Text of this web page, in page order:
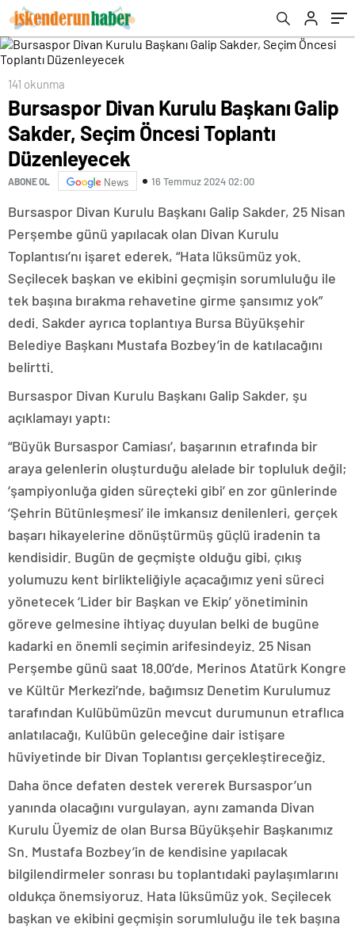
141 okunma
Bursaspor Divan Kurulu Başkanı Galip
Sakder, Seçim Öncesi Toplantı
Düzenleyecek
ABONE OL News 16 Temmuz 2024 02:00
Bursaspor Divan Kurulu Başkanı Galip Sakder, 25 Nisan
Perşembe günü yapılacak olan Divan Kurulu
Toplantısı’nı işaret ederek, “Hata lüksümüz yok.
Seçilecek başkan ve ekibini geçmişin sorumluluğu ile
tek başına bırakma rehavetine girme şansımız yok”
dedi. Sakder ayrıca toplantıya Bursa Büyükşehir
Belediye Başkanı Mustafa Bozbey’in de katılacağını
belirtti.
Bursaspor Divan Kurulu Başkanı Galip Sakder, şu
açıklamayı yaptı:
“Büyük Bursaspor Camiası’, başarının etrafında bir
araya gelenlerin oluşturduğu alelade bir topluluk değil;
‘şampiyonluğa giden süreçteki gibi’ en zor günlerinde
‘Şehrin Bütünleşmesi’ ile imkansız denilenleri, gerçek
başarı hikayelerine dönüştürmüş güçlü iradenin ta
kendisidir. Bugün de geçmişte olduğu gibi, çıkış
yolumuzu kent birlikteliğiyle açacağımız yeni süreci
yönetecek ‘Lider bir Başkan ve Ekip’ yönetiminin
göreve gelmesine ihtiyaç duyulan belki de bugüne
kadarki en önemli seçimin arifesindeyiz. 25 Nisan
Perşembe günü saat 18.00’de, Merinos Atatürk Kongre
ve Kültür Merkezi’nde, bağımsız Denetim Kurulumuz
tarafından Kulübümüzün mevcut durumunun etraflıca
anlatılacağı, Kulübün geleceğine dair istişare
hüviyetinde bir Divan Toplantısı gerçekleştireceğiz.
Daha önce defaten destek vererek Bursaspor’un
yanında olacağını vurgulayan, aynı zamanda Divan
Kurulu Üyemiz de olan Bursa Büyükşehir Başkanımız
Sn. Mustafa Bozbey’in de kendisine yapılacak
bilgilendirmeler sonrası bu toplantıdaki paylaşımlarını
oldukça önemsiyoruz. Hata lüksümüz yok. Seçilecek
başkan ve ekibini geçmişin sorumluluğu ile tek başına